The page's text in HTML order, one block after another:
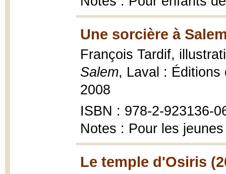
Une sorcière à
François Tardif,
Salem, Laval : Éditions
2008
ISBN : 978-2-923136-
Notes : Pour les jeunes
Le temple d'Osiris